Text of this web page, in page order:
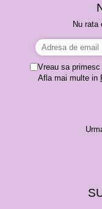
Nu rata
Vreau sa primesc
Afla mai multe in